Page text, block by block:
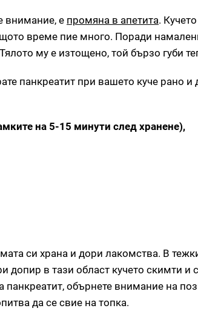
внимание, е промяна в апетита.
време пие много. Поради
му е изтощено, той бързо губи
панкреатит при вашето куче рано и
на 5-15 минути след хранене),
си храна и дори лакомства. В
допир в тази област кучето скимти и
обърнете внимание на
да се свие на топка.